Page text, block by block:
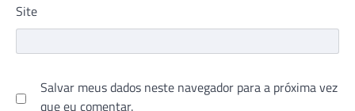
Site
Salvar meus dados neste navegador para a próxima vez
que eu comentar.